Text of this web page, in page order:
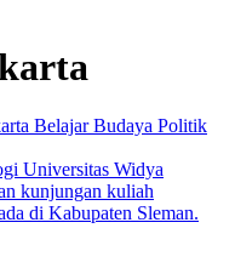
Universitas Widya
kunjungan kuliah
di Kabupaten Sleman.